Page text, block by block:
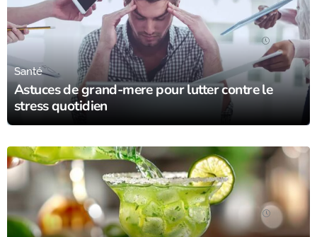
Astuces de grand-mere pour lutter contre le
stress quotidien
Santé
24/07/24
21/07/24